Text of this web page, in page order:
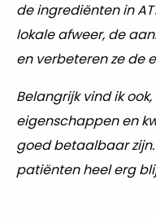
de ingrediënten in
lokale afweer, de
en verbeteren ze de
Belangrijk vind ik
eigenschappen en
goed betaalbaar
patiënten heel erg